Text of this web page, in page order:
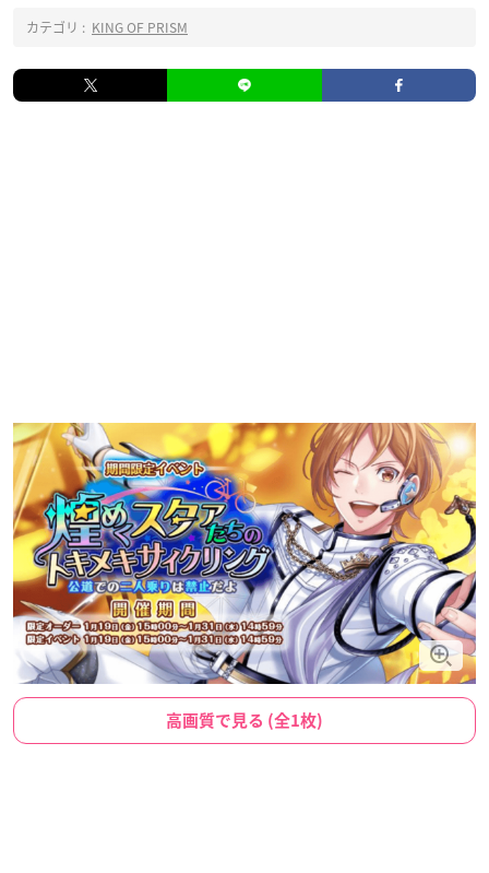
カテゴリ : KING OF PRISM
高画質で見る (全1枚)